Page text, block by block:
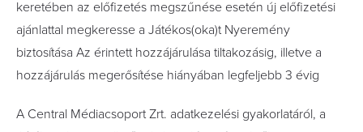
keretében az előfizetés megszűnése esetén új előfizetési
ajánlattal megkeresse a Játékos(oka)t Nyeremény
biztosítása Az érintett hozzájárulása tiltakozásig, illetve a
hozzájárulás megerősítése hiányában legfeljebb 3 évig
A Central Médiacsoport Zrt. adatkezelési gyakorlatáról, a